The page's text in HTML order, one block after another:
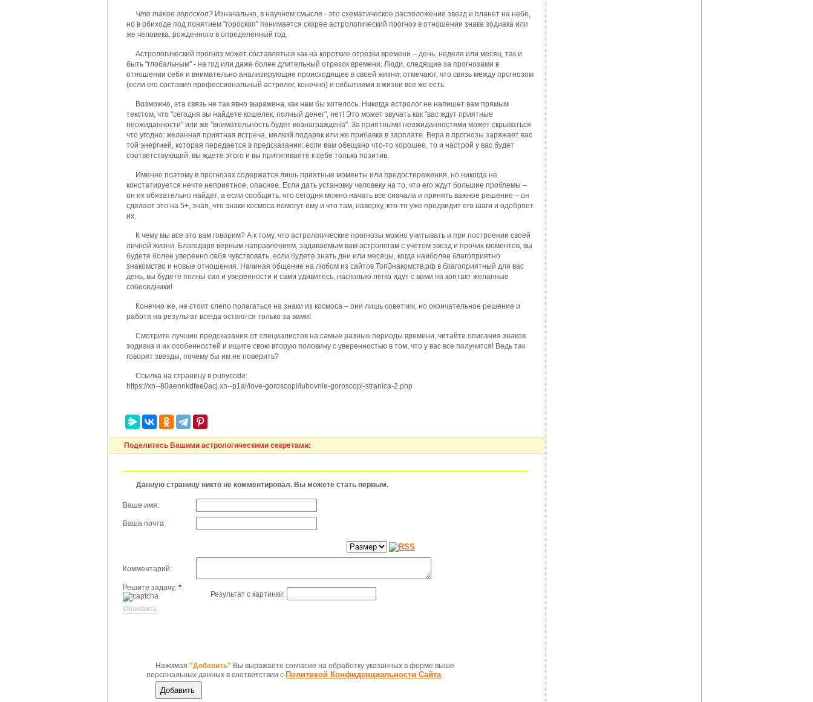
Что такое гороскоп? Изначально, в научном смысле - это схематическое расположение звезд и планет на небе,
но в обиходе под понятием "гороскоп" понимается скорее астрологический прогноз в отношении знака зодиака или
же человека, рожденного в определенный год.
Астрологический прогноз может составляться как на короткие отрезки времени – день, неделя или месяц, так и
быть "глобальным" - на год или даже более длительный отрезок времени. Люди, следящие за прогнозами в
отношении себя и внимательно анализирующие происходящее в своей жизни, отмечают, что связь между прогнозом
(если его составил профессиональный астролог, конечно) и событиями в жизни все же есть.
Возможно, эта связь не так явно выражена, как нам бы хотелось. Никогда астролог не напишет вам прямым
текстом, что "сегодня вы найдете кошелек, полный денег", нет! Это может звучать как "вас ждут приятные
неожиданности" или же "внимательность будет вознаграждена". За приятными неожиданностями может скрываться
что угодно: желанная приятная встреча, мелкий подарок или же прибавка в зарплате. Вера в прогнозы заряжает вас
той энергией, которая передается в предсказании: если вам обещано что-то хорошее, то и настрой у вас будет
соответствующий, вы ждете этого и вы притягиваете к себе только позитив.
Именно поэтому в прогнозах содержатся лишь приятные моменты или предостережения, но никогда не
констатируется нечто неприятное, опасное. Если дать установку человеку на то, что его ждут большие проблемы –
он их обязательно найдет, а если сообщить, что сегодня можно начать все сначала и принять важное решение – он
сделает это на 5+, зная, что знаки космоса помогут ему и что там, наверху, кто-то уже предвидит его шаги и одобряет
их.
К чему мы все это вам говорим? А к тому, что астрологические прогнозы можно учитывать и при построении своей
личной жизни. Благодаря верным направлениям, задаваемым вам астрологам с учетом звезд и прочих моментов, вы
будете более уверенно себя чувствовать, если будете знать дни или месяцы, когда наиболее благоприятно
знакомство и новые отношения. Начиная общение на любом из сайтов ТопЗнакомств.рф в благоприятный для вас
день, вы будете полны сил и уверенности и сами удивитесь, насколько легко идут с вами на контакт желанные
собеседники!
Конечно же, не стоит слепо полагаться на знаки из космоса – они лишь советчик, но окончательное решение и
работа на результат всегда остаются только за вами!
Смотрите лучшие предсказания от специалистов на самые разные периоды времени, читайте описания знаков
зодиака и их особенностей и ищите свою вторую половину с уверенностью в том, что у вас все получится! Ведь так
говорят звезды, почему бы им не поверить?
Ссылка на страницу в punycode:
https://xn--80aennkdfee0acj.xn--p1ai/love-goroscopi/lubovnie-goroscopi-stranica-2.php
Поделитесь Вашими астрологическими секретами:
Данную страницу никто не комментировал. Вы можете стать первым.
Ваше имя:
Ваша почта:
Комментарий:
Решите задачу: *
Обновить
Результат с картинки:
Нажимая "Добавить" Вы выражаете согласие на обработку указанных в форме выше
персональных данных в соответствии с Политикой Конфиденциальности Сайта.